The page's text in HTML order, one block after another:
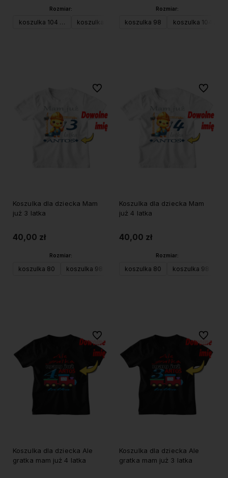
Rozmiar:
koszulka 104 (XS) koszulka 116 (S) koszulka 128 (M)
Rozmiar:
koszulka 98 koszulka 104 (XS)
Koszulka dla dziecka Mam
już 3 latka
40,00 zł
Rozmiar:
koszulka 80 koszulka 98 koszulka 104 (XS) koszulka 116 (S)
Do ulubionych
Koszulka dla dziecka Mam
już 4 latka
40,00 zł
Rozmiar:
koszulka 80 koszulka 98
Do
Koszulka dla dziecka Ale
gratka mam już 4 latka
Do ulubionych
Koszulka dla dziecka Ale
gratka mam już 3 latka
Do